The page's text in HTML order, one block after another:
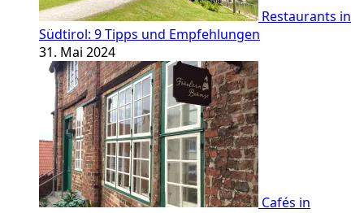
Restaurants in
Südtirol: 9 Tipps und Empfehlungen
31. Mai 2024
Cafés in